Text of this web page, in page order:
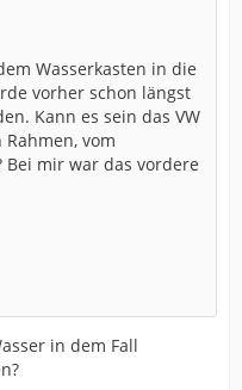
Wasserkasten in die
vorher schon längst
Kann es sein das VW
vom
mir war das vordere
in dem Fall